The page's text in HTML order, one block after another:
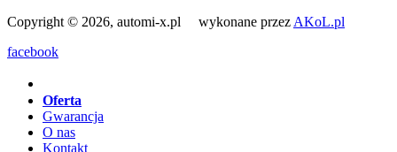
Copyright © 2026, automi-x.pl wykonane przez AKoL.pl
facebook
Oferta
Gwarancja
O nas
Kontakt